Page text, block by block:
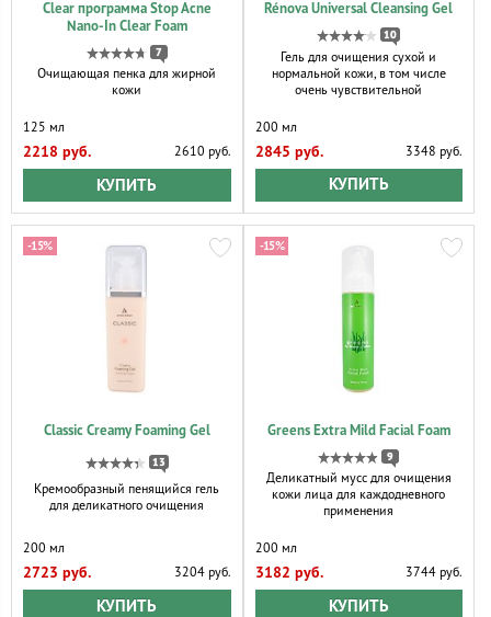
Clear программа Stop Acne
Nano-In Clear Foam
7
Очищающая пенка для жирной
кожи
125 мл
2218 руб. 2610 руб.
КУПИТЬ
Rénova Universal Cleansing Gel
10
Гель для очищения сухой и
нормальной кожи, в том числе
очень чувствительной
200 мл
2845 руб. 3348 руб.
КУПИТЬ
Classic Creamy Foaming Gel
13
Кремообразный пенящийся гель
для деликатного очищения
-15%
200 мл
2723 руб. 3204 руб.
КУПИТЬ
Greens Extra Mild Facial Foam
9
Деликатный мусс для очищения
кожи лица для каждодневного
применения
-15%
200 мл
3182 руб. 3744 руб.
КУПИТЬ